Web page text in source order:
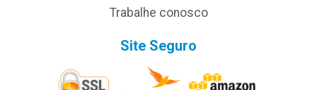
Trabalhe conosco
Site Seguro